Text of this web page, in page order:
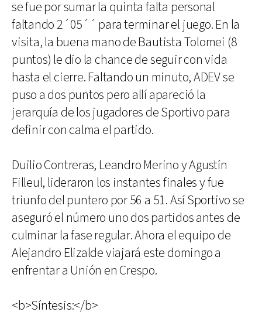
se fue por sumar la quinta falta personal
faltando 2´05´´ para terminar el juego. En la
visita, la buena mano de Bautista Tolomei (8
puntos) le dio la chance de seguir con vida
hasta el cierre. Faltando un minuto, ADEV se
puso a dos puntos pero allí apareció la
jerarquía de los jugadores de Sportivo para
definir con calma el partido.
Duilio Contreras, Leandro Merino y Agustín
Filleul, lideraron los instantes finales y fue
triunfo del puntero por 56 a 51. Así Sportivo se
aseguró el número uno dos partidos antes de
culminar la fase regular. Ahora el equipo de
Alejandro Elizalde viajará este domingo a
enfrentar a Unión en Crespo.
<b>Síntesis:</b>